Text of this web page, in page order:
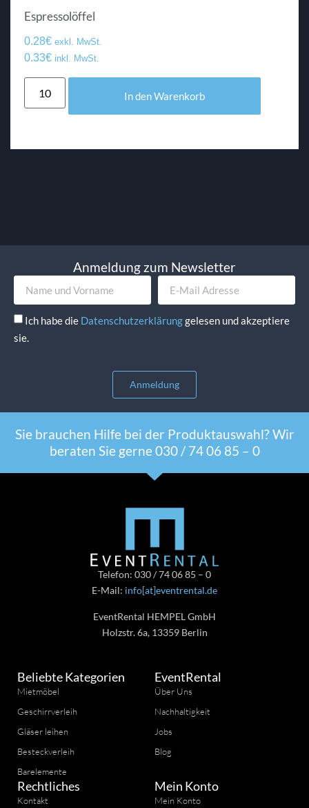
Espressolöffel
0.28€ exkl. MwSt.
0.33€ inkl. MwSt.
In den Warenkorb
Anmeldung zum Newsletter
Ich habe die Datenschutzerklärunggelesen und akzeptiere
sie.
Anmeldung
Sie brauchen Hilfe bei der Produktauswahl? Wir
beraten Sie gerne 030 / 74 06 85 – 0
Telefon: 030 / 74 06 85 – 0
E-Mail: info[at]eventrental.de
EventRental HEMPEL GmbH
Holzstr. 6a, 13359 Berlin
Beliebte Kategorien
Mietmöbel
Geschirrverleih
Gläser leihen
Besteckverleih
Barelemente
EventRental
Über Uns
Nachhaltigkeit
Jobs
Blog
Rechtliches
Kontakt
Mein Konto
Mein Konto